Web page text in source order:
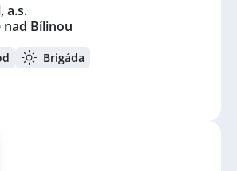
a.s.
nad Bílinou
Brigáda